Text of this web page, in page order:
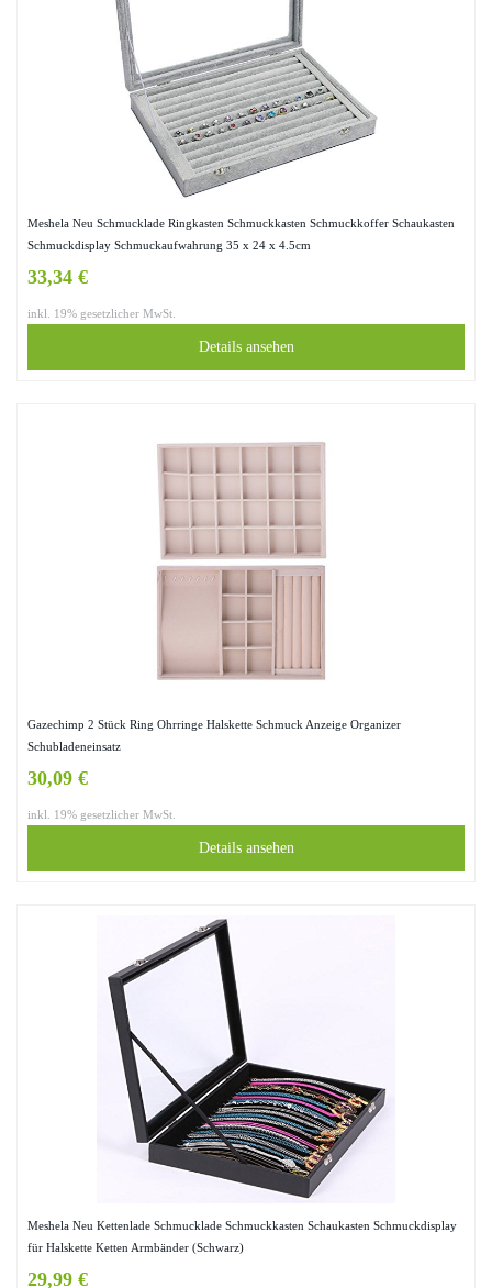
Meshela Neu Schmucklade Ringkasten Schmuckkasten Schmuckkoffer Schaukasten
Schmuckdisplay Schmuckaufwahrung 35 x 24 x 4.5cm
33,34 €
inkl. 19% gesetzlicher MwSt.
Details ansehen
Gazechimp 2 Stück Ring Ohrringe Halskette Schmuck Anzeige Organizer
Schubladeneinsatz
30,09 €
inkl. 19% gesetzlicher MwSt.
Details ansehen
Meshela Neu Kettenlade Schmucklade Schmuckkasten Schaukasten Schmuckdisplay
für Halskette Ketten Armbänder (Schwarz)
29,99 €